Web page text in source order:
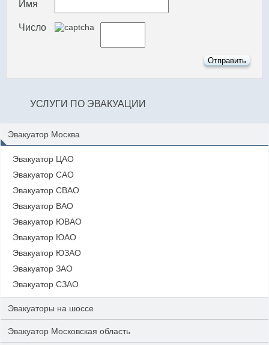
Имя
Число
УСЛУГИ ПО ЭВАКУАЦИИ
Эвакуатор Москва
Эвакуатор ЦАО
Эвакуатор САО
Эвакуатор СВАО
Эвакуатор ВАО
Эвакуатор ЮВАО
Эвакуатор ЮАО
Эвакуатор ЮЗАО
Эвакуатор ЗАО
Эвакуатор СЗАО
Эвакуаторы на шоссе
Эвакуатор Московская область